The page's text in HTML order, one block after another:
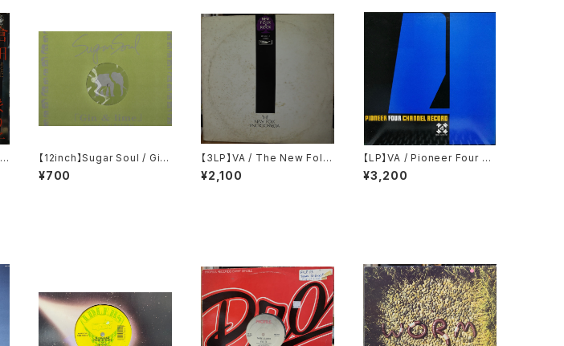
【12inch】Sugar Soul / Gin
& Lime
¥700
【3LP】VA / The New Folk
Encyclopaedia = ニュー・フ
ォーク大百科事典
¥2,100
【LP】VA / Pioneer Four Ch
annel Record
¥3,200